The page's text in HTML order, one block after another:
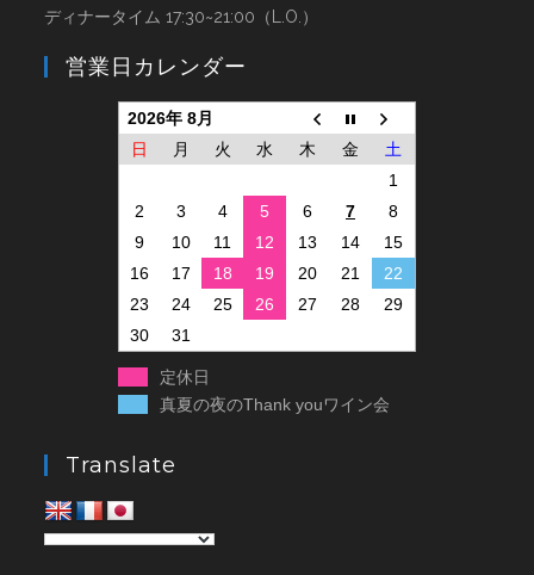
ディナータイム 17:30~21:00（L.O.）
営業日カレンダー
2026年 8月
日
月 火 水 木 金
土
1
2
3 4 5 6 7
8
9
10 11 12 13 14
15
16
17 18 19 20 21
22
23
24 25 26 27 28
29
30
31
定休日
真夏の夜のThank youワイン会
Translate